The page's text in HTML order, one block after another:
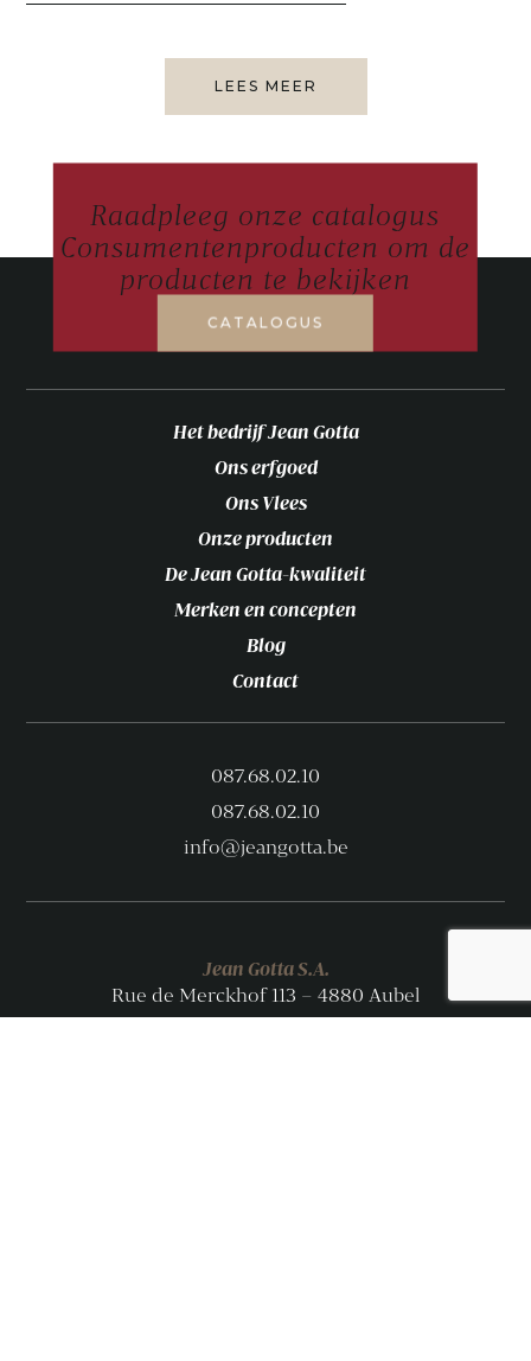
LEES MEER
Raadpleeg onze catalogus
Consumentenproducten om de
producten te bekijken
CATALOGUS
Het bedrijf Jean Gotta
Ons erfgoed
Ons Vlees
Onze producten
De Jean Gotta-kwaliteit
Merken en concepten
Blog
Contact
087.68.02.10
087.68.02.10
info@jeangotta.be
Jean Gotta S.A.
Rue de Merckhof 113 – 4880 Aubel